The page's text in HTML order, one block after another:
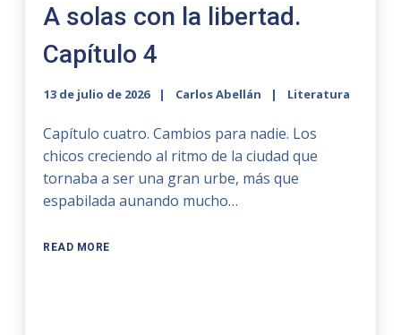
A solas con la libertad.
Capítulo 4
13 de julio de 2026 Carlos Abellán Literatura
Capítulo cuatro. Cambios para nadie. Los
chicos creciendo al ritmo de la ciudad que
tornaba a ser una gran urbe, más que
espabilada aunando mucho…
READ MORE